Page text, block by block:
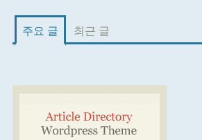
주요 글 최근 글